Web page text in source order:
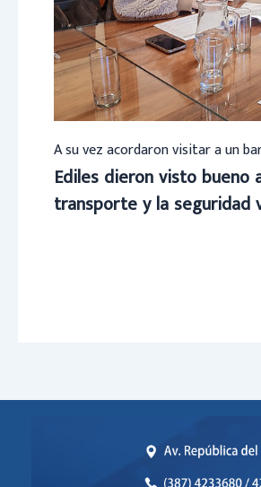
A su vez acordaron visitar a un
Ediles dieron visto bueno
transporte y la seguridad